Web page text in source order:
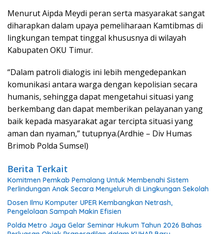
Menurut Aipda Meydi peran serta masyarakat sangat
diharapkan dalam upaya pemeliharaan Kamtibmas di
lingkungan tempat tinggal khususnya di wilayah
Kabupaten OKU Timur.
“Dalam patroli dialogis ini lebih mengedepankan
komunikasi antara warga dengan kepolisian secara
humanis, sehingga dapat mengetahui situasi yang
berkembang dan dapat memberikan pelayanan yang
baik kepada masyarakat agar tercipta situasi yang
aman dan nyaman,” tutupnya.(Ardhie – Div Humas
Brimob Polda Sumsel)
Berita Terkait
Komitmen Pemkab Pemalang Untuk Membenahi Sistem
Perlindungan Anak Secara Menyeluruh di Lingkungan Sekolah
Dosen Ilmu Komputer UPER Kembangkan Netrash,
Pengelolaan Sampah Makin Efisien
Polda Metro Jaya Gelar Seminar Hukum Tahun 2026 Bahas